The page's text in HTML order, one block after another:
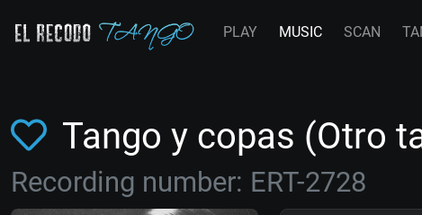
PLAY MUSIC SCAN
Tango y copas (Otro
Recording number: ERT-2728